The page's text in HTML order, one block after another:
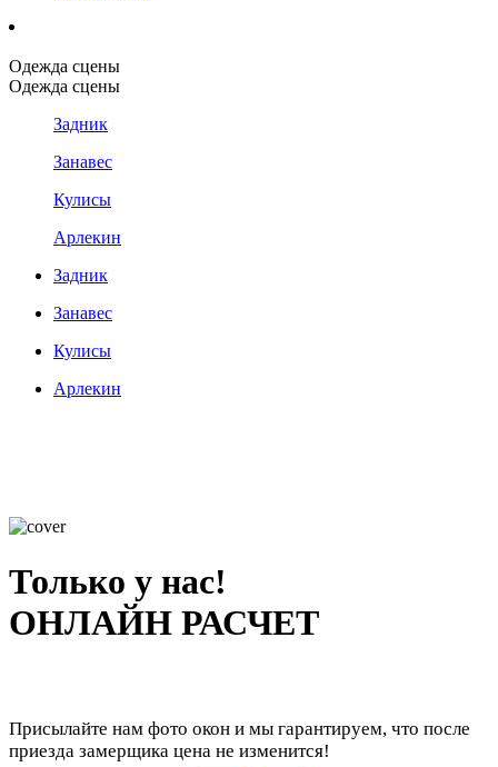
Одежда сцены
Одежда сцены
Задник
Занавес
Кулисы
Арлекин
Задник
Занавес
Кулисы
Арлекин
Только у нас!
ОНЛАЙН РАСЧЕТ
Присылайте нам фото окон и мы гарантируем, что после
приезда замерщика цена не изменится!